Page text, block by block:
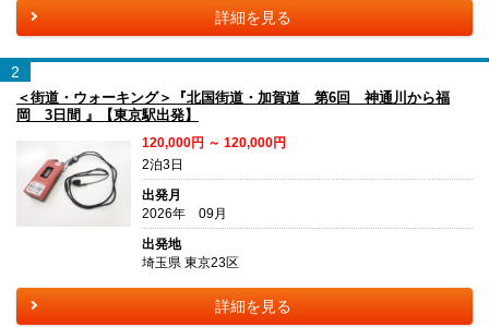
詳細を見る
2
＜街道・ウォーキング＞『北国街道・加賀道 第6回 神通川から福
岡 3日間 』【東京駅出発】
120,000円 ～ 120,000円
2泊3日
出発月
2026年 09月
出発地
埼玉県 東京23区
詳細を見る